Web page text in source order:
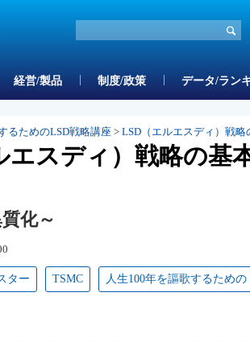
経営/製品 制度/政策 データ/ラン
るためのLSD戦略講座> LSD（エルエスディ）戦略
エスディ）戦略の基
化～
ター TSMC 人生100年を謳歌するため